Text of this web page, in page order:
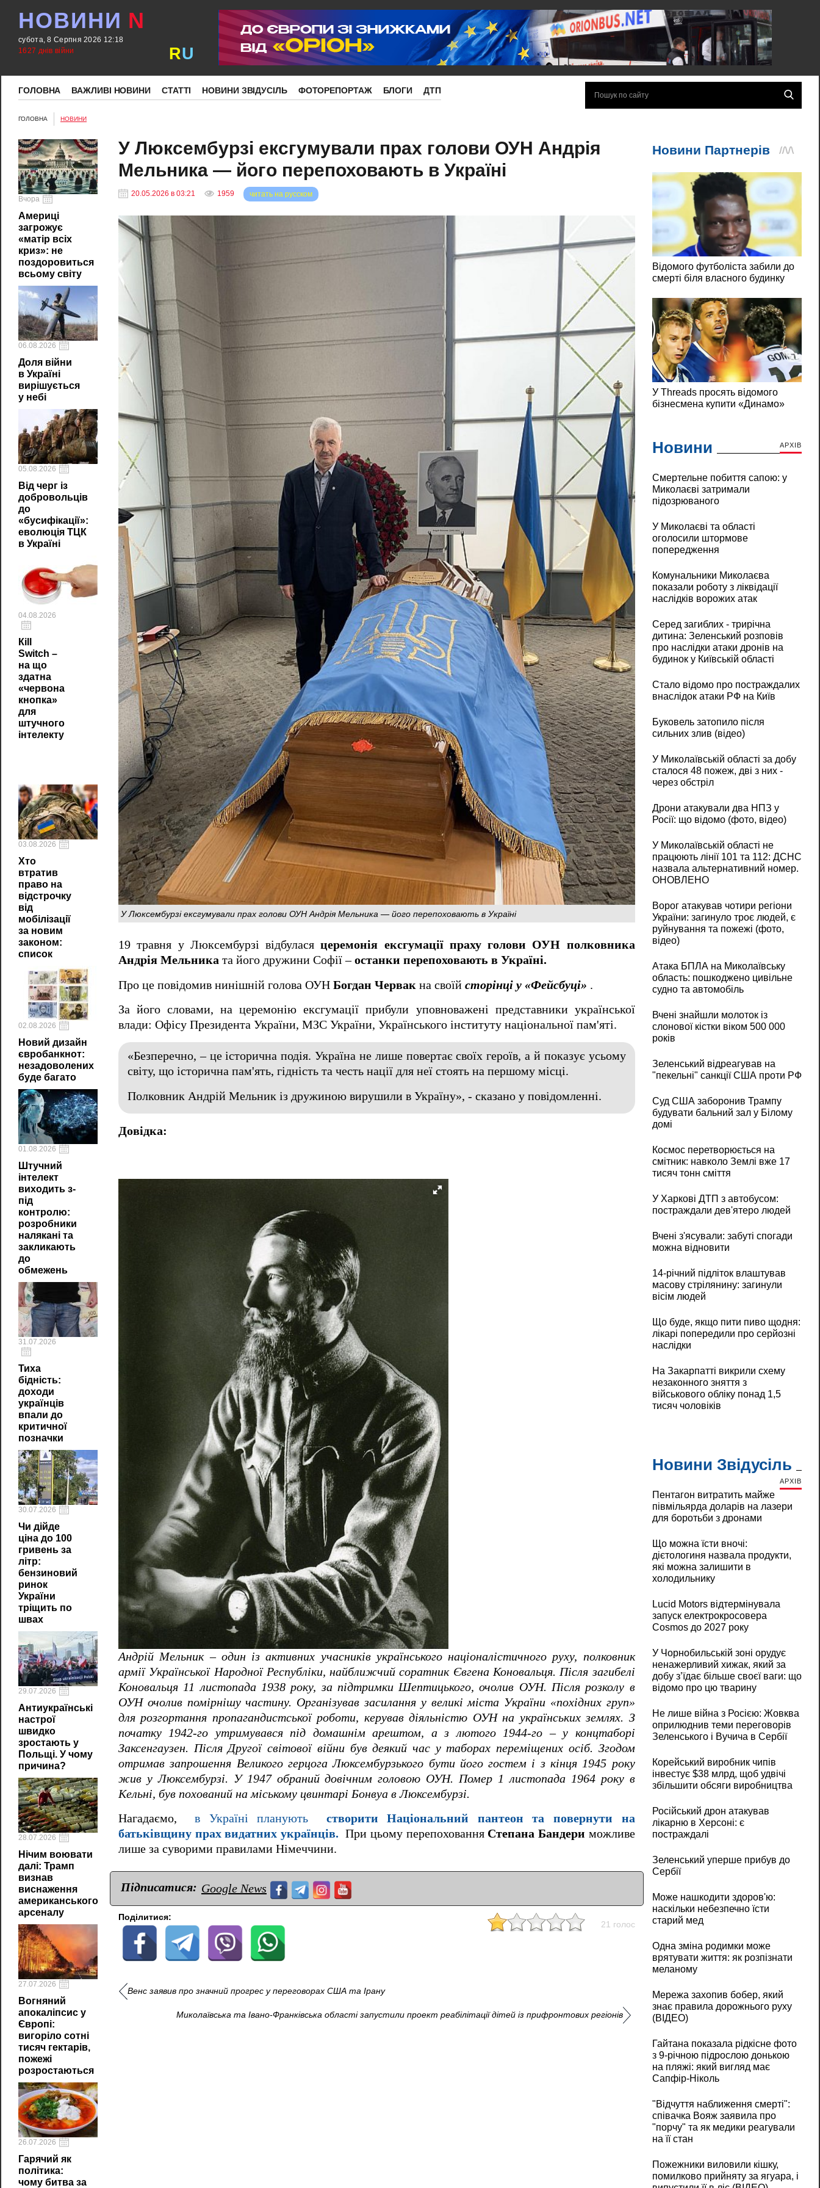
НОВИНИ N
субота, 8 Серпня 2026 12:18
1627 днів війни
RU
ГОЛОВНА ВАЖЛИВІ НОВИНИ СТАТТІ НОВИНИ ЗВІДУСІЛЬ ФОТОРЕПОРТАЖ БЛОГИ ДТП
ГОЛОВНА НОВИНИ
Вчора
Америці
загрожує
«матір всіх
криз»: не
поздоровиться
всьому світу
06.08.2026
Доля війни
в Україні
вирішується
у небі
05.08.2026
Від черг із
добровольців
до
«бусифікації»:
еволюція ТЦК
в Україні
04.08.2026
Кill
Switch –
на що
здатна
«червона
кнопка»
для
штучного
інтелекту
03.08.2026
Хто
втратив
право на
відстрочку
від
мобілізації
за новим
законом:
список
02.08.2026
Новий дизайн
євробанкнот:
незадоволених
буде багато
01.08.2026
Штучний
інтелект
виходить з-
під
контролю:
розробники
налякані та
закликають
до
обмежень
31.07.2026
Тиха
бідність:
доходи
українців
впали до
критичної
позначки
30.07.2026
Чи дійде
ціна до 100
гривень за
літр:
бензиновий
ринок
України
тріщить по
швах
29.07.2026
Антиукраїнські
настрої
швидко
зростають у
Польщі. У чому
причина?
28.07.2026
Нічим воювати
далі: Трамп
визнав
виснаження
американського
арсеналу
27.07.2026
Вогняний
апокаліпсис у
Європі:
вигоріло сотні
тисяч гектарів,
пожежі
розростаються
26.07.2026
Гарячий як
політика:
чому битва за
У Люксембурзі ексгумували прах голови ОУН Андрія
Мельника — його перепоховають в Україні
20.05.2026 в 03:21 1959 читать на русском
У Люксембурзі ексгумували прах голови ОУН Андрія Мельника — його перепоховають в Україні
19 травня у Люксембурзі відбуласяцеремонія ексгумації праху голови ОУН полковника
Андрія Мельника та його дружини Софії –останки перепоховають в Україні.
Про це повідомив нинішній голова ОУН Богдан Червак на своїй сторінці у «Фейсбуці» .
За його словами, на церемонію ексгумації прибули уповноважені представники української
влади: Офісу Президента України, МЗС України, Українського інституту національної пам'яті.
«Безперечно, – це історична подія. Україна не лише повертає своїх героїв, а й показує усьому
світу, що історична пам'ять, гідність та честь нації для неї стоять на першому місці.
Полковник Андрій Мельник із дружиною вирушили в Україну», - сказано у повідомленні.
Довідка:
Андрій Мельник – один із активних учасників українського націоналістичного руху, полковник
армії Української Народної Республіки, найближчий соратник Євгена Коновальця. Після загибелі
Коновальця 11 листопада 1938 року, за підтримки Шептицького, очолив ОУН. Після розколу в
ОУН очолив помірнішу частину. Організував засилання у великі міста України «похідних груп»
для розгортання пропагандистської роботи, керував діяльністю ОУН на українських землях. З
початку 1942-го утримувався під домашнім арештом, а з лютого 1944-го – у концтаборі
Заксенгаузен. Після Другої світової війни був деякий час у таборах переміщених осіб. Згодом
отримав запрошення Великого герцога Люксембурзького бути його гостем і з кінця 1945 року
жив у Люксембурзі. У 1947 обраний довічним головою ОУН. Помер 1 листопада 1964 року в
Кельні, був похований на міському цвинтарі Бонвуа в Люксембурзі.
Нагадаємо,в Україні планують створити Національний пантеон та повернути на
батьківщину прах видатних українців. При цьому перепоховання Степана Бандери можливе
лише за суворими правилами Німеччини.
Підписатися: Google News
Поділитися:
21 голос
Венс заявив про значний прогрес у переговорах США та Ірану
Миколаївська та Івано-Франківська області запустили проект реабілітації дітей із прифронтових регіонів
Новини АРХІВ
Смертельне побиття сапою: у
Миколаєві затримали
підозрюваного
У Миколаєві та області
оголосили штормове
попередження
Комунальники Миколаєва
показали роботу з ліквідації
наслідків ворожих атак
Серед загиблих - трирічна
дитина: Зеленський розповів
про наслідки атаки дронів на
будинок у Київській області
Стало відомо про постраждалих
внаслідок атаки РФ на Київ
Буковель затопило після
сильних злив (відео)
У Миколаївській області за добу
сталося 48 пожеж, дві з них -
через обстріл
Дрони атакували два НПЗ у
Росії: що відомо (фото, відео)
У Миколаївській області не
працюють лінії 101 та 112: ДСНС
назвала альтернативний номер.
ОНОВЛЕНО
Ворог атакував чотири регіони
України: загинуло троє людей, є
руйнування та пожежі (фото,
відео)
Атака БПЛА на Миколаївську
область: пошкоджено цивільне
судно та автомобіль
Вчені знайшли молоток із
слонової кістки віком 500 000
років
Зеленський відреагував на
"пекельні" санкції США проти РФ
Суд США заборонив Трампу
будувати бальний зал у Білому
домі
Космос перетворюється на
смітник: навколо Землі вже 17
тисяч тонн сміття
У Харкові ДТП з автобусом:
постраждали дев'ятеро людей
Вчені з'ясували: забуті спогади
можна відновити
14-річний підліток влаштував
масову стрілянину: загинули
вісім людей
Що буде, якщо пити пиво щодня:
лікарі попередили про серйозні
наслідки
На Закарпатті викрили схему
незаконного зняття з
військового обліку понад 1,5
тисяч чоловіків
Новини Звідусіль
АРХІВ
Пентагон витратить майже
півмільярда доларів на лазери
для боротьби з дронами
Що можна їсти вночі:
дієтологиня назвала продукти,
які можна залишити в
холодильнику
Lucid Motors відтермінувала
запуск електрокросовера
Cosmos до 2027 року
У Чорнобильській зоні орудує
ненажерливий хижак, який за
добу з’їдає більше своєї ваги: що
відомо про цю тварину
Не лише війна з Росією: Жовква
оприлюднив теми переговорів
Зеленського і Вучича в Сербії
Корейський виробник чипів
інвестує $38 млрд, щоб удвічі
збільшити обсяги виробництва
Російський дрон атакував
лікарню в Херсоні: є
постраждалі
Зеленський уперше прибув до
Сербії
Може нашкодити здоров'ю:
наскільки небезпечно їсти
старий мед
Одна зміна родимки може
врятувати життя: як розпізнати
меланому
Мережа захопив бобер, який
знає правила дорожнього руху
(ВІДЕО)
Гайтана показала рідкісне фото
з 9-річною підрослою донькою
на пляжі: який вигляд має
Сапфір-Ніколь
"Відчуття наближення смерті":
співачка Вояж заявила про
"порчу" та як медики реагували
на її стан
Пожежники виловили кішку,
помилково прийняту за ягуара, і